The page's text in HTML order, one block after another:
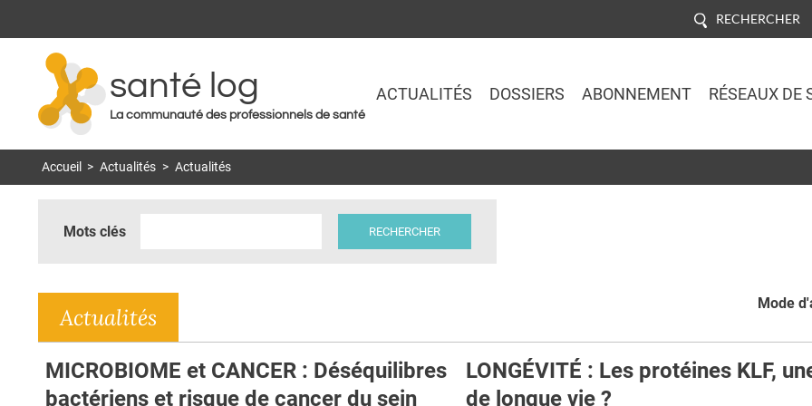
RECHERCHER
santé log
La communauté des professionnels de santé
ACTUALITÉS DOSSIERS ABONNEMENT RÉSEAUX DE
Accueil > Actualités > Actualités
Mots clés
Mode
Actualités
MICROBIOME et CANCER : Déséquilibres
bactériens et risque de cancer du sein
LONGÉVITÉ : Les protéines KLF,
de longue vie ?